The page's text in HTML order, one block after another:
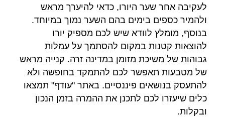
לעקיבה אחר שער היורו, כדאי להיערך מראש
ולהמיר כספים בימים בהם השער נמוך במיוחד.
בנוסף, מומלץ לוודא שיש לכם מספיק יורו
להוצאות קטנות במקום להסתמך על עמלות
גבוהות של משיכת מזומן במדינה זרה. קנייה מראש
של מטבעות תאפשר לכם להתמקד בחופשה ולא
להתעסק בנושאים פיננסיים. באתר "עודף" תמצאו
כלים שיעזרו לכם לתכנן את ההמרה בזמן הנכון
ובקלות.